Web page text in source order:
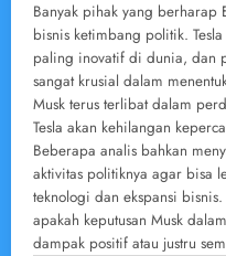
Banyak pihak yang berharap
bisnis ketimbang politik.
paling inovatif di dunia, dan
sangat krusial dalam
Musk terus terlibat dalam
Tesla akan kehilangan
Beberapa analis bahkan
aktivitas politiknya agar bisa
teknologi dan ekspansi
apakah keputusan Musk
dampak positif atau justru